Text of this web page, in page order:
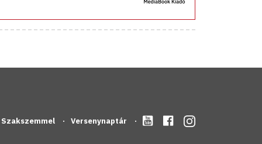
Szakszemmel Versenynaptár